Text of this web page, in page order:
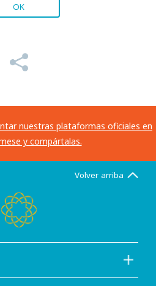
OK
nuestras plataformas oficiales en
y compártalas.
Volver arriba